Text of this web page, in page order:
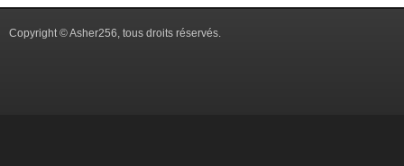
Copyright © Asher256, tous droits réservés.